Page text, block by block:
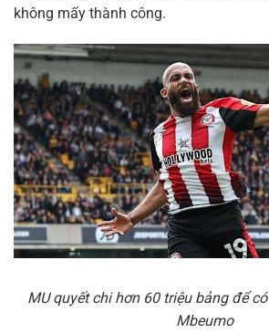
không mấy thành công.
MU quyết chi hơn 60 triệu bảng để
Mbeumo